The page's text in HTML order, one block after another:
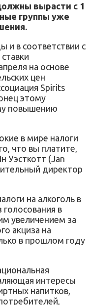
вырасти с 1
группы уже
и в соответствии с
на основе
цен
Spirits
этому
повышению
в мире налоги
что вы платите,
Уэсткотт (Jan
директор
на алкоголь в
голосования в
увеличением за
акциза на
в прошлом году
интересы
напитков,